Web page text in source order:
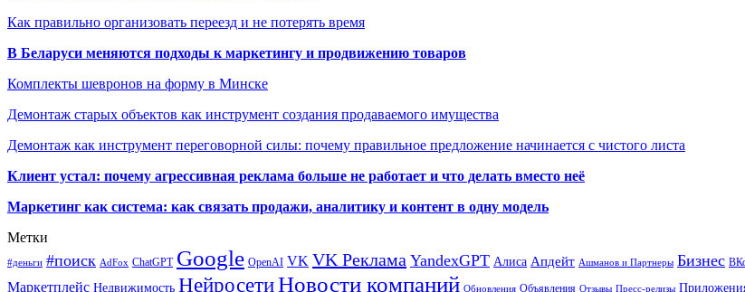
Как правильно организовать переезд и не потерять время
В Беларуси меняются подходы к маркетингу и продвижению товаров
Комплекты шевронов на форму в Минске
Демонтаж старых объектов как инструмент создания продаваемого имущества
Демонтаж как инструмент переговорной силы: почему правильное предложение начинается с чистого листа
Клиент устал: почему агрессивная реклама больше не работает и что делать вместо неё
Маркетинг как система: как связать продажи, аналитику и контент в одну модель
Метки
#деньги #поиск AdFox ChatGPT Google OpenAI VK VK Реклама YandexGPT Алиса Апдейт Ашманов и Партнеры Бизнес
Маркетплейс Недвижимость НейросетиНовости компаний Обновления Объявления Отзывы Пресс-релизы